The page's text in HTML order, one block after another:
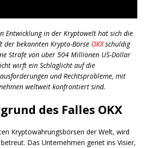
Entwicklung in der Kryptowelt hat sich die
der bekannten Krypto-Börse OKXschuldig
Strafe von über 504 Millionen US-Dollar
wirft ein Schlaglicht auf die
und Rechtsprobleme, mit
weltweit konfrontiert sind.
des Falles OKX
Kryptowährungsbörsen der Welt, wird
Das Unternehmen geriet ins Visier,